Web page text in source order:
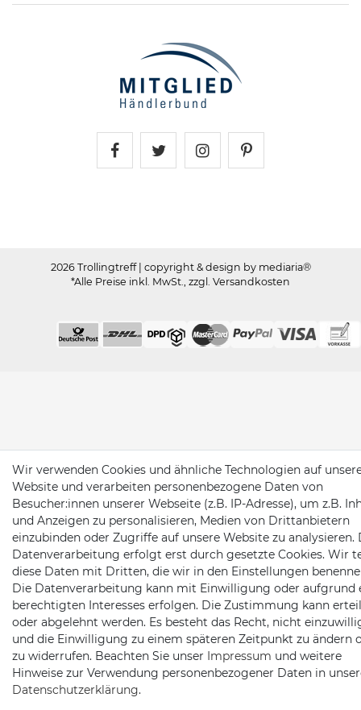
2026 Trollingtreff | copyright & design by mediaria®
*Alle Preise inkl. MwSt., zzgl. Versandkosten
Wir verwenden Cookies und ähnliche Technologien auf
Website und verarbeiten personenbezogene Daten von
Besucher:innen unserer Webseite (z.B. IP-Adresse), um z.B.
und Anzeigen zu personalisieren, Medien von Drittanbietern
einzubinden oder Zugriffe auf unsere Website zu analysieren.
Datenverarbeitung erfolgt erst durch gesetzte Cookies. Wir
diese Daten mit Dritten, die wir in den Einstellungen
Die Datenverarbeitung kann mit Einwilligung oder aufgrund
berechtigten Interesses erfolgen. Die Zustimmung kann
oder abgelehnt werden. Es besteht das Recht, nicht
und die Einwilligung zu einem späteren Zeitpunkt zu ändern
zu widerrufen. Beachten Sie unser Impressum und weitere
Hinweise zur Verwendung personenbezogener Daten in
Daten­schutz­erklärung.